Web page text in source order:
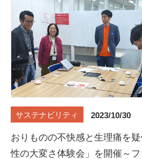
サステナビリティ 2023/10/30
おりものの不快感と生理痛を
性の大変さ体験会」を開催～